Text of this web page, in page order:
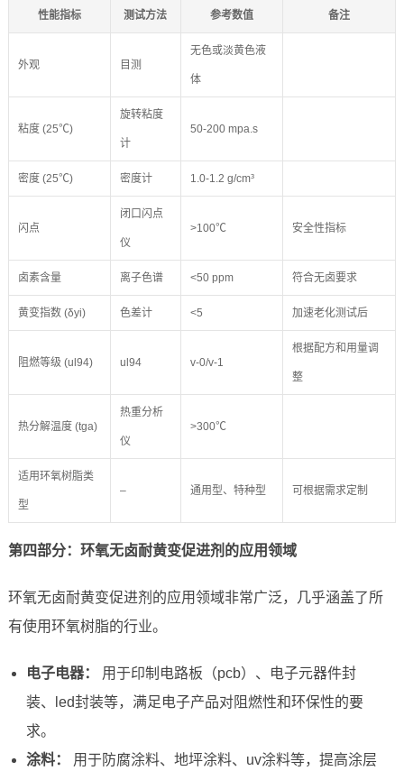
性能指标 测试方法 参考数值 备注
外观 目测
无色或淡黄色液
体
粘度 (25℃)
旋转粘度
计
50-200 mpa.s
密度 (25℃) 密度计 1.0-1.2 g/cm³
闪点
闭口闪点
仪
>100℃ 安全性指标
卤素含量 离子色谱 <50 ppm 符合无卤要求
黄变指数 (δyi) 色差计 <5 加速老化测试后
阻燃等级 (ul94) ul94 v-0/v-1
根据配方和用量调
整
热分解温度 (tga)
热重分析
仪
>300℃
适用环氧树脂类
型
– 通用型、特种型 可根据需求定制
第四部分：环氧无卤耐黄变促进剂的应用领域
环氧无卤耐黄变促进剂的应用领域非常广泛，几乎涵盖了所
有使用环氧树脂的行业。
电子电器：
用于印制电路板（pcb）、电子元器件封
装、led封装等，满足电子产品对阻燃性和环保性的要
求。
涂料：
用于防腐涂料、地坪涂料、uv涂料等，提高涂层